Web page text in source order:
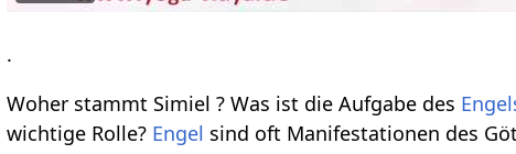
.
Woher stammt Simiel ? Was ist die Aufgabe des
wichtige Rolle? Engel sind oft Manifestationen des